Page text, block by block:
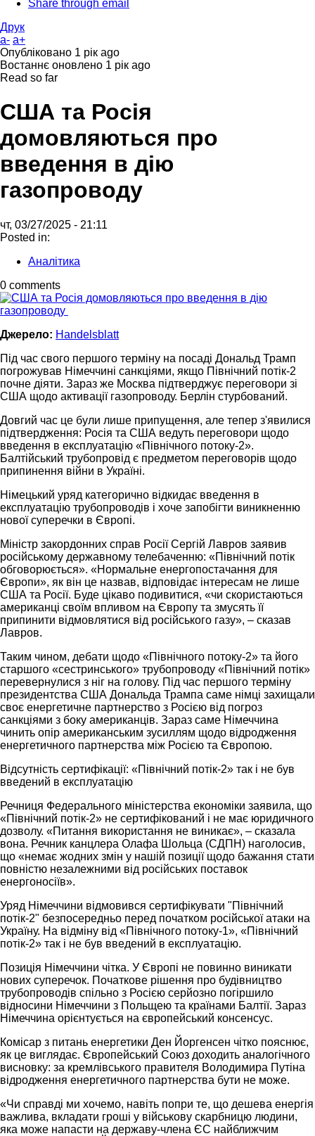
Share through email
Друк
a- a+
Опубліковано 1 рік ago
Востаннє оновлено 1 рік ago
Read so far
США та Росія
домовляються про
введення в дію
газопроводу
чт, 03/27/2025 - 21:11
Posted in:
Аналітика
0 comments
Джерело: Handelsblatt
Під час свого першого терміну на посаді Дональд Трамп
погрожував Німеччині санкціями, якщо Північний потік-2
почне діяти. Зараз же Москва підтверджує переговори зі
США щодо активації газопроводу. Берлін стурбований.
Довгий час це були лише припущення, але тепер з'явилися
підтвердження: Росія та США ведуть переговори щодо
введення в експлуатацію «Північного потоку-2».
Балтійський трубопровід є предметом переговорів щодо
припинення війни в Україні.
Німецький уряд категорично відкидає введення в
експлуатацію трубопроводів і хоче запобігти виникненню
нової суперечки в Європі.
Міністр закордонних справ Росії Сергій Лавров заявив
російському державному телебаченню: «Північний потік
обговорюється». «Нормальне енергопостачання для
Європи», як він це назвав, відповідає інтересам не лише
США та Росії. Буде цікаво подивитися, «чи скористаються
американці своїм впливом на Європу та змусять її
припинити відмовлятися від російського газу», – сказав
Лавров.
Таким чином, дебати щодо «Північного потоку-2» та його
старшого «сестринського» трубопроводу «Північний потік»
перевернулися з ніг на голову. Під час першого терміну
президентства США Дональда Трампа саме німці захищали
своє енергетичне партнерство з Росією від погроз
санкціями з боку американців. Зараз саме Німеччина
чинить опір американським зусиллям щодо відродження
енергетичного партнерства між Росією та Європою.
Відсутність сертифікації: «Північний потік-2» так і не був
введений в експлуатацію
Речниця Федерального міністерства економіки заявила, що
«Північний потік-2» не сертифікований і не має юридичного
дозволу. «Питання використання не виникає», – сказала
вона. Речник канцлера Олафа Шольца (СДПН) наголосив,
що «немає жодних змін у нашій позиції щодо бажання стати
повністю незалежними від російських поставок
енергоносіїв».
Уряд Німеччини відмовився сертифікувати "Північний
потік-2" безпосередньо перед початком російської атаки на
Україну. На відміну від «Північного потоку-1», «Північний
потік-2» так і не був введений в експлуатацію.
Позиція Німеччини чітка. У Європі не повинно виникати
нових суперечок. Початкове рішення про будівництво
трубопроводів спільно з Росією серйозно погіршило
відносини Німеччини з Польщею та країнами Балтії. Зараз
Німеччина орієнтується на європейський консенсус.
Комісар з питань енергетики Ден Йоргенсен чітко пояснює,
як це виглядає. Європейський Союз доходить аналогічного
висновку: за кремлівського правителя Володимира Путіна
відродження енергетичного партнерства бути не може.
«Чи справді ми хочемо, навіть попри те, що дешева енергія
важлива, вкладати гроші у військову скарбницю людини,
яка може напасти на державу-члена ЄС найближчим